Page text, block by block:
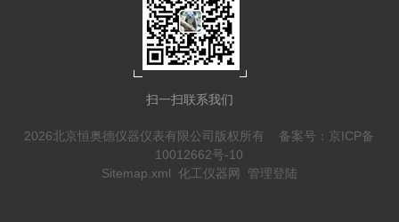
扫一扫联系我们
2026北京恒奥德仪器仪表有限公司版权所有 备案号：京ICP备
10012662号-10
Sitemap.xml 化工仪器网 管理登陆